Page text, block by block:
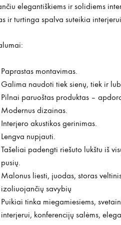
elegantiškiems ir solidiems
ir turtinga spalva suteikia
Paprastas montavimas.
Galima naudoti tiek sienų, tiek ir
Pilnai paruoštas produktas –
Modernus dizainas.
Interjero akustikos gerinimas.
Lengva nupjauti.
Tašeliai padengti riešuto lukštu iš
pusių.
Malonus liesti, juodas, storas
izoliuojančių savybių
Puikiai tinka miegamiesiems,
interjerui, konferencijų salėms,